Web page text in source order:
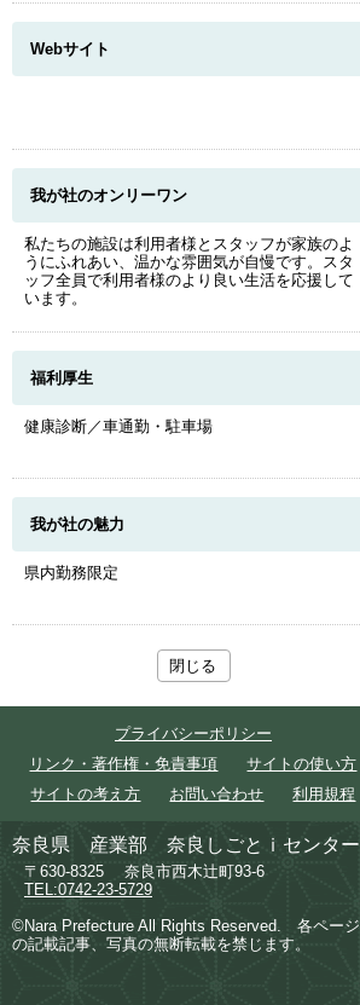
Webサイト
我が社のオンリーワン
私たちの施設は利用者様とスタッフが家族のよ
うにふれあい、温かな雰囲気が自慢です。スタ
ッフ全員で利用者様のより良い生活を応援して
います。
福利厚生
健康診断／車通勤・駐車場
我が社の魅力
県内勤務限定
閉じる
プライバシーポリシー
リンク・著作権・免責事項
サイトの使い方
サイトの考え方
お問い合わせ 利用規程
奈良県 産業部 奈良しごとｉセンター
〒630-8325 奈良市西木辻町93-6
TEL:0742-23-5729
©Nara Prefecture All Rights Reserved. 各ページ
の記載記事、写真の無断転載を禁じます。